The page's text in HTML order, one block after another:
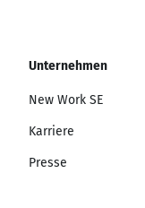
Unternehmen
New Work SE
Karriere
Presse